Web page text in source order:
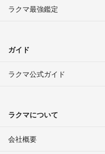
ラクマ最強鑑定
ガイド
ラクマ公式ガイド
ラクマについて
会社概要